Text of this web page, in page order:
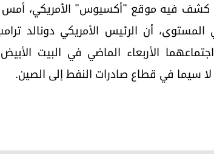
أن الرئيس الأمريكي دونالد
اجتماعهما الأربعاء الماضي في البيت
لا سيما في قطاع صادرات النفط إلى الصين.